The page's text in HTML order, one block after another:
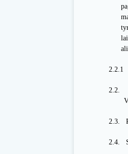
2.2.1
2.2.
2.3.
2.4.